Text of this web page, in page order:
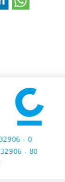
- 0
- 80